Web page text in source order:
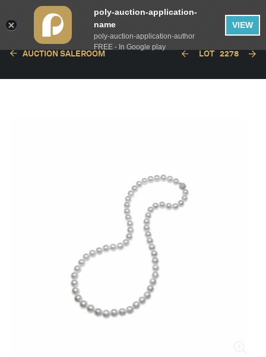
AUCTION SALEROOM LOT 2278
poly-auction-application-
name
poly-auction-application-author
FREE - In Google play
VIEW